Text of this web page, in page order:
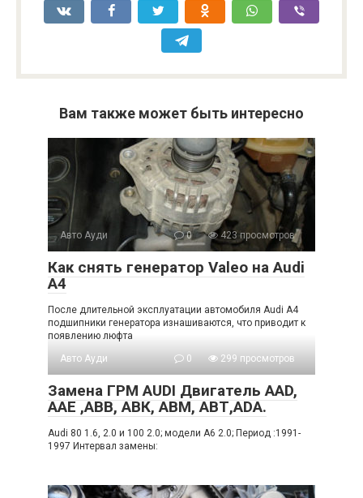
Вам также может быть интересно
Авто Ауди 0 423 просмотров
Как снять генератор Valeo на Audi
A4
После длительной эксплуатации автомобиля Audi A4
подшипники генератора изнашиваются, что приводит к
появлению люфта
Авто Ауди
0 299 просмотров
Замена ГРМ AUDI Двигатель AAD,
ААЕ ,ABB, АВК, ABM, АВТ,ADA.
Audi 80 1.6, 2.0 и 100 2.0; модели A6 2.0; Период :1991-
1997 Интервал замены: